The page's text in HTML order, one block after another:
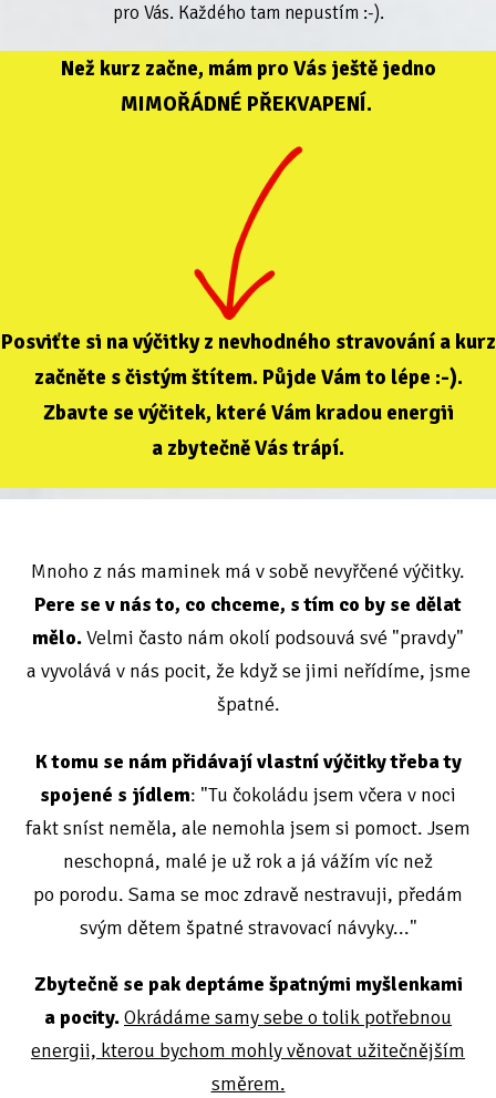
pro Vás. Každého tam nepustím :-).
Než kurz začne, mám pro Vás ještě jedno
MIMOŘÁDNÉ PŘEKVAPENÍ.
Posviťte si na výčitky z nevhodného stravování a kurz
začněte s čistým štítem. Půjde Vám to lépe :-).
Zbavte se výčitek, které Vám kradou energii
a zbytečně Vás trápí.
Mnoho z nás maminek má v sobě nevyřčené výčitky.
Pere se v nás to, co chceme, s tím co by se dělat
mělo.Velmi často nám okolí podsouvá své "pravdy"
a vyvolává v nás pocit, že když se jimi neřídíme, jsme
špatné.
K tomu se nám přidávají vlastní výčitky třeba ty
spojené s jídlem: "Tu čokoládu jsem včera v noci
fakt sníst neměla, ale nemohla jsem si pomoct. Jsem
neschopná, malé je už rok a já vážím víc než
po porodu. Sama se moc zdravě nestravuji, předám
svým dětem špatné stravovací návyky..."
Zbytečně se pak deptáme špatnými myšlenkami
a pocity.Okrádáme samy sebe o tolik potřebnou
energii, kterou bychom mohly věnovat užitečnějším
směrem.